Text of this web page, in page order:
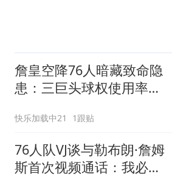
詹皇空降76人暗藏致命隐
患：三巨头球权使用率狂
快乐加载中21 1跟贴
76人队VJ谈与勒布朗·詹姆
斯首次视频通话：我必须